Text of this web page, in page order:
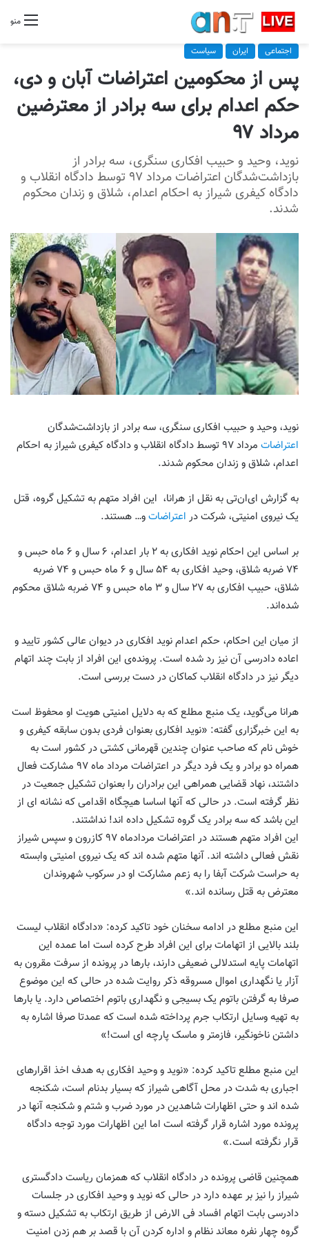
منو
اجتماعی ایران سیاست
پس از محکومین اعتراضات آبان و دی،
حکم اعدام برای سه برادر از معترضین
مرداد ۹۷
نوید، وحید و حبیب افکاری سنگری، سه برادر از
بازداشت‌شدگان اعتراضات مرداد ۹۷ توسط دادگاه انقلاب و
دادگاه کیفری شیراز به احکام اعدام، شلاق و زندان محکوم
شدند.
نوید، وحید و حبیب افکاری سنگری، سه برادر از بازداشت‌شدگان
اعتراضات
مرداد ۹۷ توسط دادگاه انقلاب و دادگاه کیفری شیراز به احکام
اعدام، شلاق و زندان محکوم شدند.
به گزارش ای‌ان‌تی به نقل از هرانا، این افراد متهم به تشکیل گروه، قتل
یک نیروی امنیتی، شرکت در اعتراضاتو… هستند.
بر اساس این احکام نوید افکاری به ۲ بار اعدام، ۶ سال و ۶ ماه حبس و
۷۴ ضربه شلاق، وحید افکاری به ۵۴ سال و ۶ ماه حبس و ۷۴ ضربه
شلاق، حبیب افکاری به ۲۷ سال و ۳ ماه حبس و ۷۴ ضربه شلاق محکوم
شده‌اند.
از میان این احکام، حکم اعدام نوید افکاری در دیوان عالی کشور تایید و
اعاده دادرسی آن نیز رد شده است. پرونده‌ی این افراد از بابت چند اتهام
دیگر نیز در دادگاه انقلاب کماکان در دست بررسی است.
هرانا می‌گوید، یک منبع مطلع که به دلایل امنیتی هویت او محفوظ است
به این خبرگزاری گفته: «نوید افکاری بعنوان فردی بدون سابقه کیفری و
خوش نام که صاحب عنوان چندین قهرمانی کشتی در کشور است به
همراه دو برادر و یک فرد دیگر در اعتراضات مرداد ماه ۹۷ مشارکت فعال
داشتند، نهاد قضایی همراهی این برادران را بعنوان تشکیل جمعیت در
نظر گرفته است. در حالی که آنها اساسا هیچگاه اقدامی که نشانه ای از
این باشد که سه برادر یک گروه تشکیل داده اند! نداشتند.
این افراد متهم هستند در اعتراضات مردادماه ۹۷ کازرون و سپس شیراز
نقش فعالی داشته اند. آنها متهم شده اند که یک نیروی امنیتی وابسته
به حراست شرکت آبفا را به زعم مشارکت او در سرکوب شهروندان
معترض به قتل رسانده اند.»
این منبع مطلع در ادامه سخنان خود تاکید کرده: «دادگاه انقلاب لیست
بلند بالایی از اتهامات برای این افراد طرح کرده است اما عمده این
اتهامات پایه استدلالی ضعیفی دارند، بارها در پرونده از سرفت مقرون به
آزار یا نگهداری اموال مسروقه ذکر روایت شده در حالی که این موضوع
صرفا به گرفتن باتوم یک بسیجی و نگهداری باتوم اختصاص دارد. یا بارها
به تهیه وسایل ارتکاب جرم پرداخته شده است که عمدتا صرفا اشاره به
داشتن ناخونگیر، فازمتر و ماسک پارچه ای است!»
این منبع مطلع تاکید کرده: «نوید و وحید افکاری به هدف اخذ اقرارهای
اجباری به شدت در محل آگاهی شیراز که بسیار بدنام است، شکنجه
شده اند و حتی اظهارات شاهدین در مورد ضرب و شتم و شکنجه آنها در
پرونده مورد اشاره قرار گرفته است اما این اظهارات مورد توجه دادگاه
قرار نگرفته است.»
همچنین قاضی پرونده در دادگاه انقلاب که همزمان ریاست دادگستری
شیراز را نیز بر عهده دارد در حالی که نوید و وحید افکاری در جلسات
دادرسی بابت اتهام افساد فی الارض از طریق ارتکاب به تشکیل دسته و
گروه چهار نفره معاند نظام و اداره کردن آن با قصد بر هم زدن امنیت